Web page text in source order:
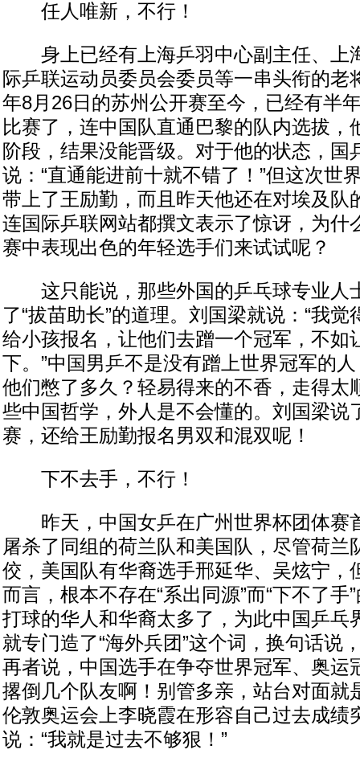
任人唯新，不行！
身上已经有上海乒羽中心副主任、上
际乒联运动员委员会委员等一串头衔的老
年8月26日的苏州公开赛至今，已经有半
比赛了，连中国队直通巴黎的队内选拔，
阶段，结果没能晋级。对于他的状态，国
说：“直通能进前十就不错了！”但这次世
带上了王励勤，而且昨天他还在对埃及队
连国际乒联网站都撰文表示了惊讶，为什
赛中表现出色的年轻选手们来试试呢？
这只能说，那些外国的乒乓球专业人
了“拔苗助长”的道理。刘国梁就说：“我
给小孩报名，让他们去蹭一个冠军，不如
下。”中国男乒不是没有蹭上世界冠军的
他们憋了多久？轻易得来的不香，走得太
些中国哲学，外人是不会懂的。刘国梁说
赛，还给王励勤报名男双和混双呢！
下不去手，不行！
昨天，中国女乒在广州世界杯团体赛
屠杀了同组的荷兰队和美国队，尽管荷兰
佼，美国队有华裔选手邢延华、吴炫宁，
而言，根本不存在“系出同源”而“下不了手
打球的华人和华裔太多了，为此中国乒乓
就专门造了“海外兵团”这个词，换句话说
再者说，中国选手在争夺世界冠军、奥运
撂倒几个队友啊！别管多亲，站台对面就
伦敦奥运会上李晓霞在形容自己过去成绩
说：“我就是过去不够狠！”